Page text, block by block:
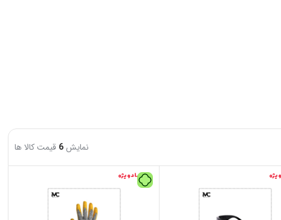
نمایش 6 قیمت کالا ها
پیشنهاد ویژه